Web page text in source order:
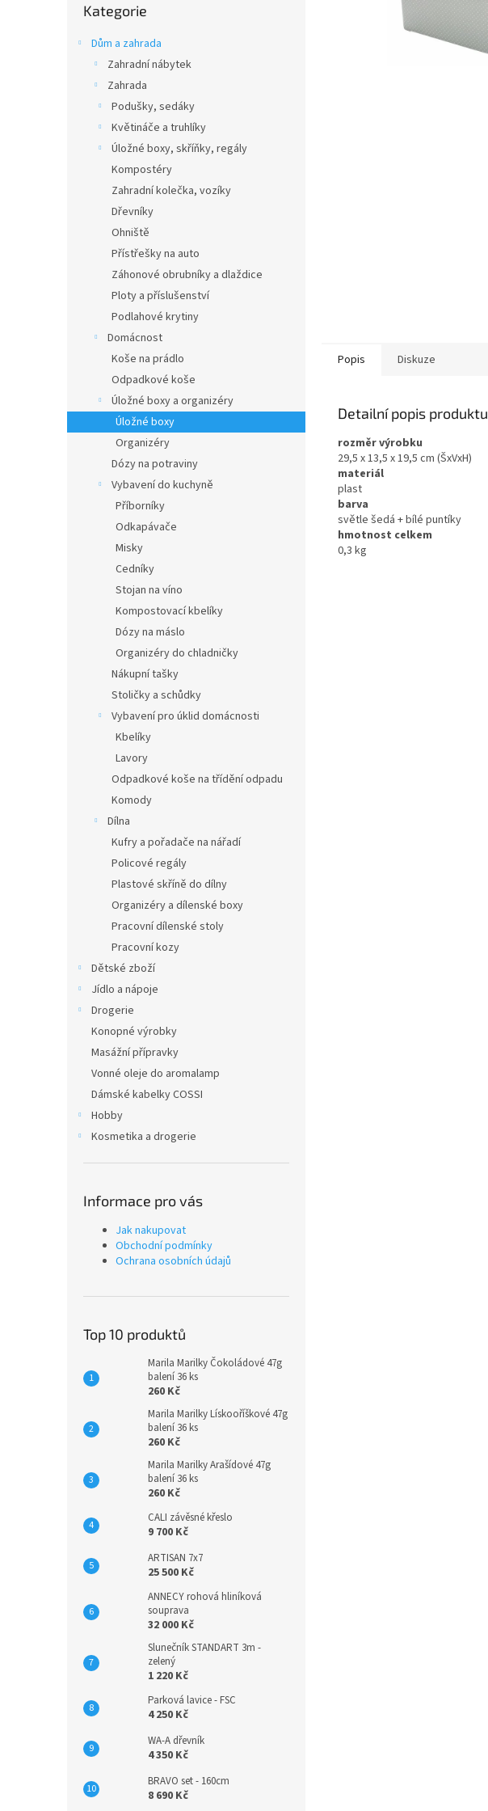
kategorie
Kategorie
Dům a zahrada
Zahradní nábytek
Zahrada
Podušky, sedáky
Květináče a truhlíky
Úložné boxy, skříňky, regály
Kompostéry
Zahradní kolečka, vozíky
Dřevníky
Ohniště
Přístřešky na auto
Záhonové obrubníky a dlaždice
Ploty a příslušenství
Podlahové krytiny
Domácnost
Koše na prádlo
Odpadkové koše
Úložné boxy a organizéry
Úložné boxy
Organizéry
Dózy na potraviny
Vybavení do kuchyně
Příborníky
Odkapávače
Misky
Cedníky
Stojan na víno
Kompostovací kbelíky
Dózy na máslo
Organizéry do chladničky
Nákupní tašky
Stoličky a schůdky
Vybavení pro úklid domácnosti
Kbelíky
Lavory
Odpadkové koše na třídění odpadu
Komody
Dílna
Kufry a pořadače na nářadí
Policové regály
Plastové skříně do dílny
Organizéry a dílenské boxy
Pracovní dílenské stoly
Pracovní kozy
Dětské zboží
Jídlo a nápoje
Drogerie
Konopné výrobky
Masážní přípravky
Vonné oleje do aromalamp
Dámské kabelky COSSI
Hobby
Kosmetika a drogerie
Informace pro vás
Jak nakupovat
Obchodní podmínky
Ochrana osobních údajů
Top 10 produktů
Marila Marilky Čokoládové 47g
balení 36 ks
260 Kč
Marila Marilky Lískooříškové 47g
balení 36 ks
260 Kč
Marila Marilky Arašídové 47g
balení 36 ks
260 Kč
CALI závěsné křeslo
9 700 Kč
ARTISAN 7x7
25 500 Kč
ANNECY rohová hliníková
souprava
32 000 Kč
Slunečník STANDART 3m -
zelený
1 220 Kč
Parková lavice - FSC
4 250 Kč
WA-A dřevník
4 350 Kč
BRAVO set - 160cm
8 690 Kč
Popis Diskuze
Detailní popis produktu
rozměr výrobku
29,5 x 13,5 x 19,5 cm (ŠxVxH)
materiál
plast
barva
světle šedá + bílé puntíky
hmotnost celkem
0,3 kg